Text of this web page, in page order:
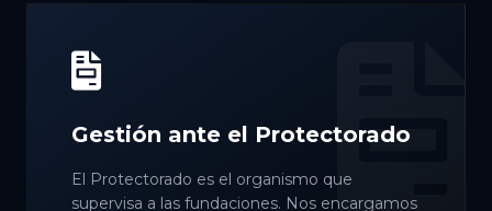
Gestión ante el Protectorado
El Protectorado es el organismo que
supervisa a las fundaciones. Nos encargamos